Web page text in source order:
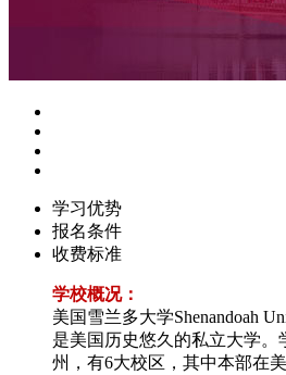
学习优势
报名条件
收费标准
学校概况：
美国雪兰多大学Shenandoah
是美国历史悠久的私立大学。
州，有6大校区，其中本部在